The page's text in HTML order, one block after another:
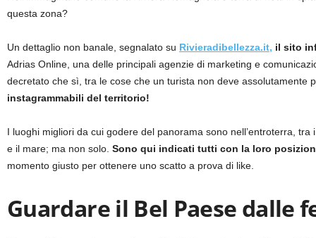
questa zona?
Un dettaglio non banale, segnalato su Rivieradibellezza.it, il sito
Adrias Online, una delle principali agenzie di marketing e
decretato che sì, tra le cose che un turista non deve assolutamente
instagrammabili del territorio!
I luoghi migliori da cui godere del panorama sono nell’entroterra,
e il mare; ma non solo. Sono qui indicati tutti con la loro
momento giusto per ottenere uno scatto a prova di like.
Guardare il Bel Paese